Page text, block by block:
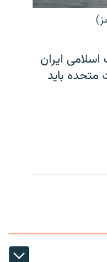
ایران
متحده باید